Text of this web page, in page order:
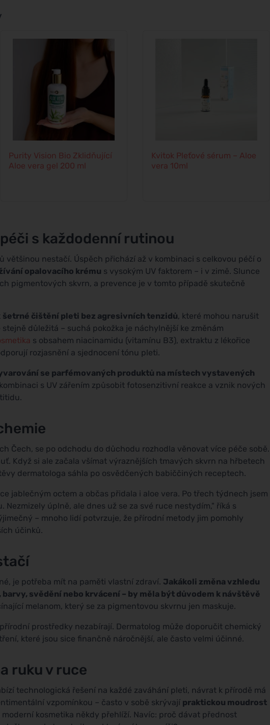
Purity Vision Bio Zklidňující
Aloe vera gel 200 ml
Kvitok Pleťové sérum – Aloe
vera 10ml
s každodenní rutinou
většinou nestačí. Úspěch přichází až v kombinaci s celkovou péčí o
opalovacího krému s vysokým UV faktorem – i v zimě. Slunce
pigmentových skvrn, a prevence je v tomto případě skutečně
šetrné čištění pleti bez agresivních tenzidů, které mohou narušit
důležitá – suchá pokožka je náchylnější ke změnám
s obsahem niacinamidu (vitamínu B3), extraktu z lékořice
rozjasnění a sjednocení tónu pleti.
se parfémovaných produktů na místech vystavených
s UV zářením způsobit fotosenzitivní reakce a vznik nových
Čech, se po odchodu do důchodu rozhodla věnovat více péče sobě.
Když si ale začala všímat výraznějších tmavých skvrn na hřbetech
dermatologa sáhla po osvědčených babiččiných receptech.
jablečným octem a občas přidala i aloe vera. Po třech týdnech jsem
úplně, ale dnes už se za své ruce nestydím," říká s
– mnoho lidí potvrzuje, že přírodní metody jim pomohly
účinků.
je potřeba mít na paměti vlastní zdraví. Jakákoli změna vzhledu
svědění nebo krvácení – by měla být důvodem k návštěvě
melanom, který se za pigmentovou skvrnu jen maskuje.
prostředky nezabírají. Dermatolog může doporučit chemický
které jsou sice finančně náročnější, ale často velmi účinné.
ruku v ruce
technologická řešení na každé zaváhání pleti, návrat k přírodě má
vzpomínkou – často v sobě skrývají praktickou moudrost
moderní kosmetika někdy přehlíží. Navíc: proč dávat přednost